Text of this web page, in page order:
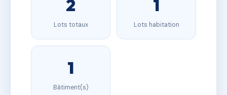
2
Lots totaux
1
Lots habitation
1
Bâtiment(s)